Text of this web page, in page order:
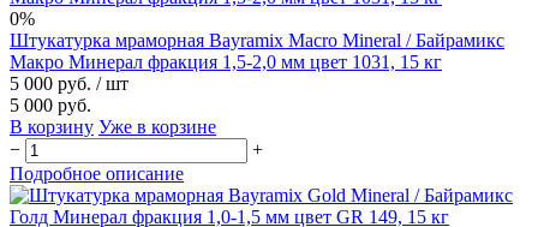
0%
Штукатурка мраморная Bayramix Macro Mineral / Байрамикс
Макро Минерал фракция 1,5-2,0 мм цвет 1031, 15 кг
5 000 руб. / шт
5 000 руб.
В корзину Уже в корзине
−
+
Подробное описание